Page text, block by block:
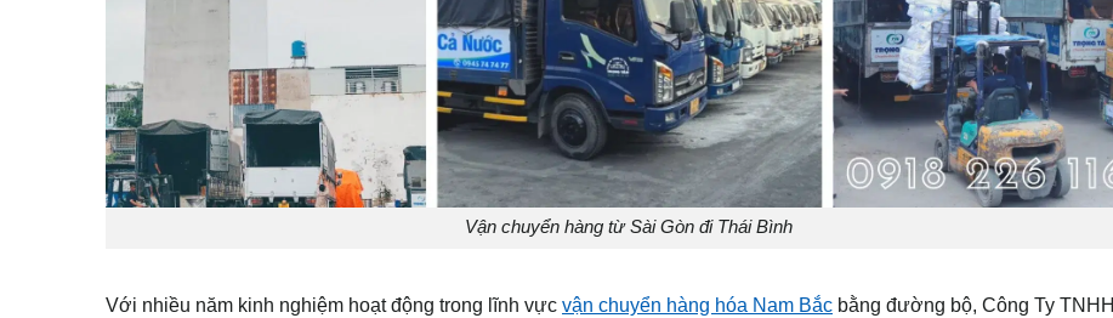
Vận chuyển hàng từ Sài Gòn đi Thái Bình
Với nhiều năm kinh nghiệm hoạt động trong lĩnh vực vận chuyển hàng hóa Nam Bắc bằng đường bộ, Công Ty TNHH